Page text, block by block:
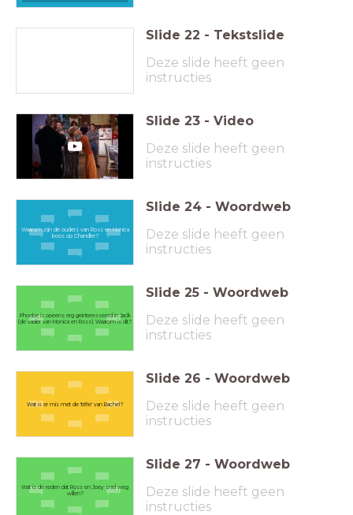
Slide 22 - Tekstslide
Deze slide heeft geen
instructies
Slide 23 - Video
Deze slide heeft geen
instructies
Waarom zijn de ouders van Ross en Monica
boos op Chandler?
Slide 24 - Woordweb
Deze slide heeft geen
instructies
Phoebe is opeens erg geinteresseerd in Jack
(de vader van Monica en Ross). Waarom is dit?
Slide 25 - Woordweb
Deze slide heeft geen
instructies
Wat is er mis met de 'trifle' van Rachel?
Slide 26 - Woordweb
Deze slide heeft geen
instructies
Wat is de reden dat Ross en Joey snel weg
willen?
Slide 27 - Woordweb
Deze slide heeft geen
instructies